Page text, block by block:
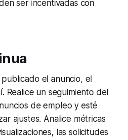
ser incentivadas con
el anuncio, el
Realice un seguimiento del
de empleo y esté
ajustes. Analice métricas
las solicitudes